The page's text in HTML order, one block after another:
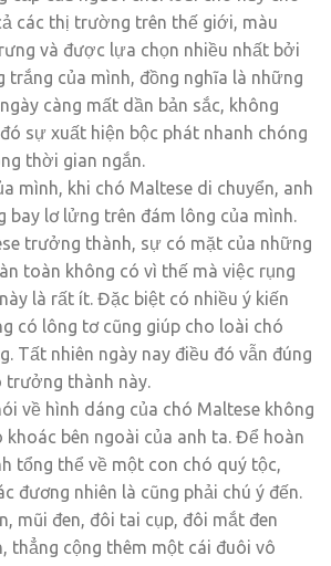
các thị trường trên thế giới, màu
và được lựa chọn nhiều nhất bởi
của mình, đồng nghĩa là những
càng mất dần bản sắc, không
sự xuất hiện bộc phát nhanh chóng
thời gian ngắn.
mình, khi chó Maltese di chuyển, anh
bay lơ lửng trên đám lông của mình.
trưởng thành, sự có mặt của những
toàn không có vì thế mà việc rụng
là rất ít. Đặc biệt có nhiều ý kiến
có lông tơ cũng giúp cho loài chó
Tất nhiên ngày nay điều đó vẫn đúng
trưởng thành này.
về hình dáng của chó Maltese không
khoác bên ngoài của anh ta. Để hoàn
tổng thể về một con chó quý tộc,
đương nhiên là cũng phải chú ý đến.
mũi đen, đôi tai cụp, đôi mắt đen
thẳng cộng thêm một cái đuôi vô